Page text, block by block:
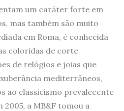
um caráter forte em
mas também são muito
em Roma, é conhecida
coloridas de corte
de relógios e joias que
mediterrâneos,
ao classicismo prevalecente
a MB&F tomou a